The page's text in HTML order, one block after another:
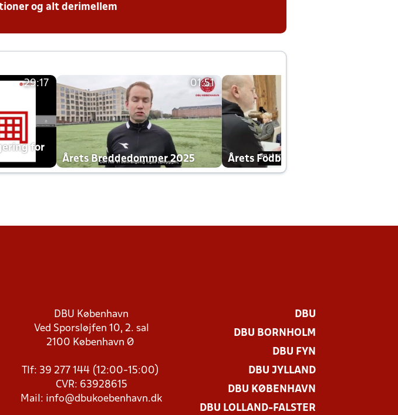
og alt derimellem
29:17
for
01:51
Årets Breddedommer 2025 Årets Fodboldklub 2025 mp4
DBU København
Ved Sporsløjfen 10, 2. sal
2100 København Ø
Tlf: 39 277 144 (12:00-15:00)
CVR: 63928615
Mail: info@dbukoebenhavn.dk
DBU
DBU BORNHOLM
DBU FYN
DBU JYLLAND
DBU KØBENHAVN
DBU LOLLAND-FALSTER